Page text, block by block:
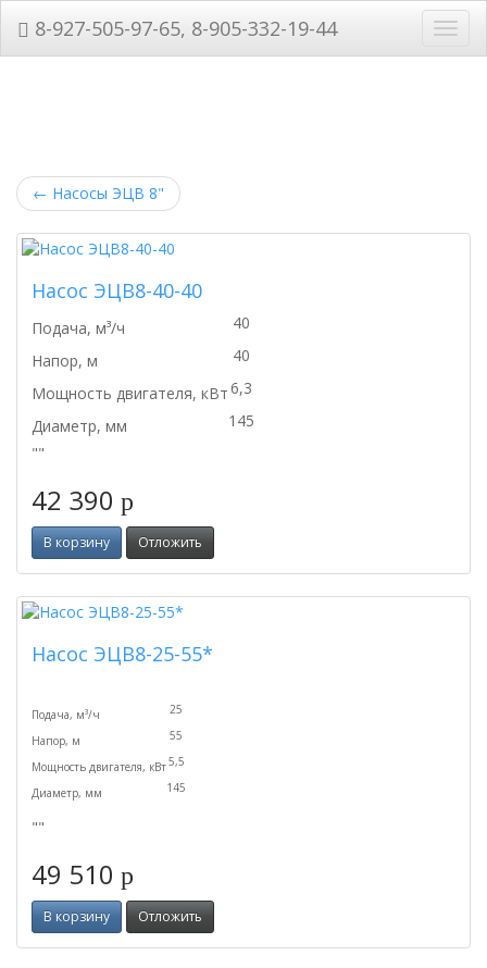
8-927-505-97-65, 8-905-332-19-44
← Насосы ЭЦВ 8"
Насос ЭЦВ8-40-40
Подача, м³/ч
40
Напор, м
40
Мощность двигателя, кВт6,3
Диаметр, мм
145
""
42 390 p
В корзину Отложить
Насос ЭЦВ8-25-55*
Подача, м³/ч 25
Напор, м 55
Мощность двигателя, кВт5,5
Диаметр, мм 145
""
49 510 p
В корзину Отложить